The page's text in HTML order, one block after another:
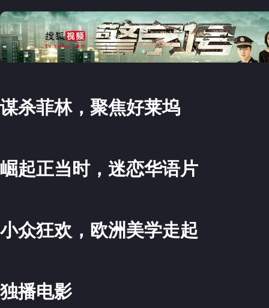
谋杀菲林，聚焦好莱坞
>
崛起正当时，迷恋华语片
>
小众狂欢，欧洲美学走起
>
独播电影
>